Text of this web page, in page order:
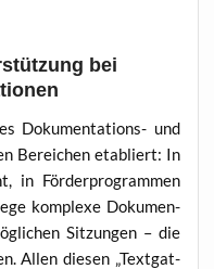
bei
Doku­men­ta­ti­ons- und
Berei­chen eta­bliert: In
in För­der­pro­gram­men
kom­ple­xe Doku­men­
Sit­zun­gen – die
Allen die­sen „Text­gat­